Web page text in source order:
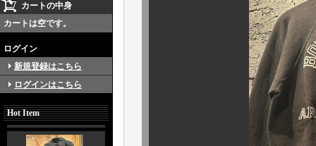
カートの中身
カートは空です。
ログイン
新規登録はこちら
ログインはこちら
Hot Item